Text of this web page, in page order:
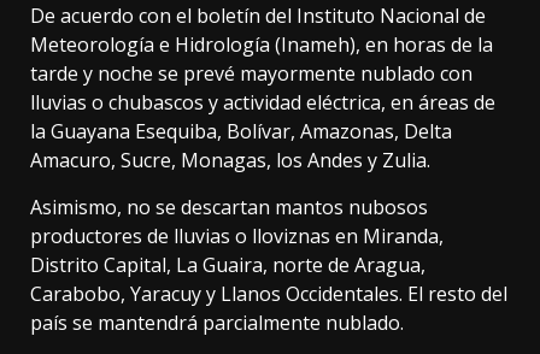
De acuerdo con el boletín del Instituto Nacional de
Meteorología e Hidrología (Inameh), en horas de la
tarde y noche se prevé mayormente nublado con
lluvias o chubascos y actividad eléctrica, en áreas de
la Guayana Esequiba, Bolívar, Amazonas, Delta
Amacuro, Sucre, Monagas, los Andes y Zulia.
Asimismo, no se descartan mantos nubosos
productores de lluvias o lloviznas en Miranda,
Distrito Capital, La Guaira, norte de Aragua,
Carabobo, Yaracuy y Llanos Occidentales. El resto del
país se mantendrá parcialmente nublado.